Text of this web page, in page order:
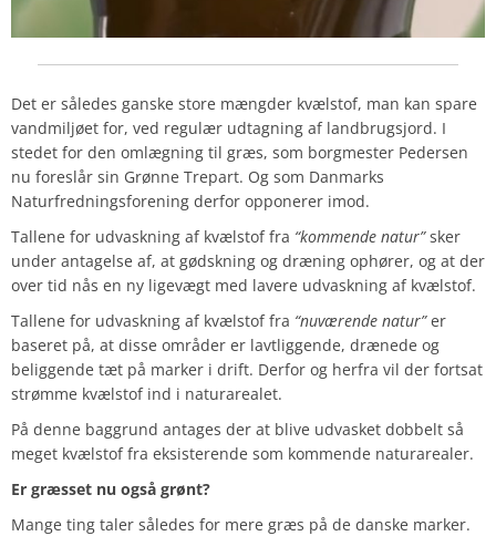
Det er således ganske store mængder kvælstof, man kan spare
vandmiljøet for, ved regulær udtagning af landbrugsjord. I
stedet for den omlægning til græs, som borgmester Pedersen
nu foreslår sin Grønne Trepart. Og som Danmarks
Naturfredningsforening derfor opponerer imod.
Tallene for udvaskning af kvælstof fra “kommende natur”sker
under antagelse af, at gødskning og dræning ophører, og at der
over tid nås en ny ligevægt med lavere udvaskning af kvælstof.
Tallene for udvaskning af kvælstof fra “nuværende natur”er
baseret på, at disse områder er lavtliggende, drænede og
beliggende tæt på marker i drift. Derfor og herfra vil der fortsat
strømme kvælstof ind i naturarealet.
På denne baggrund antages der at blive udvasket dobbelt så
meget kvælstof fra eksisterende som kommende naturarealer.
Er græsset nu også grønt?
Mange ting taler således for mere græs på de danske marker.